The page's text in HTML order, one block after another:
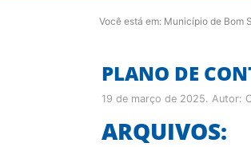
Você está em: Município de Bom
PLANO DE
19 de março de 2025. Autor:
ARQUIVOS: